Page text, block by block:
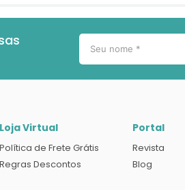
Loja Virtual
Política de Frete Grátis
Regras Descontos
Portal
Revista
Blog